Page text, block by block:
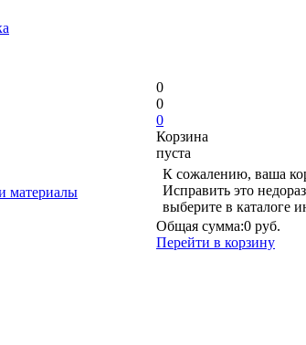
материалы
0
0
0
Корзина
пуста
К сожалению, ваша
Исправить это
выберите в каталоге
Общая сумма:0 руб.
Перейти в корзину